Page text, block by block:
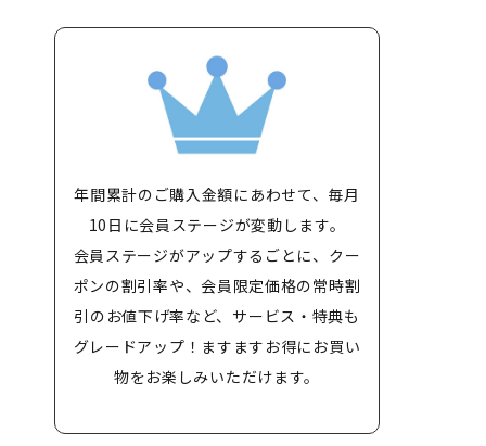
年間累計のご購入金額にあわせて、毎月
10日に会員ステージが変動します。
会員ステージがアップするごとに、クー
ポンの割引率や、会員限定価格の常時割
引のお値下げ率など、サービス・特典も
グレードアップ！ますますお得にお買い
物をお楽しみいただけます。